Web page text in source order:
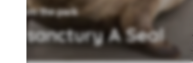
sanctury A Seal
km from the park